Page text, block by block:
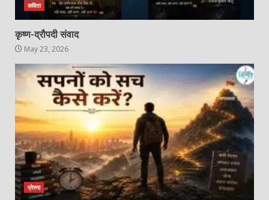
कविता
कृष्ण-द्रौपदी संवाद
May 23, 2026
प्रेरणा